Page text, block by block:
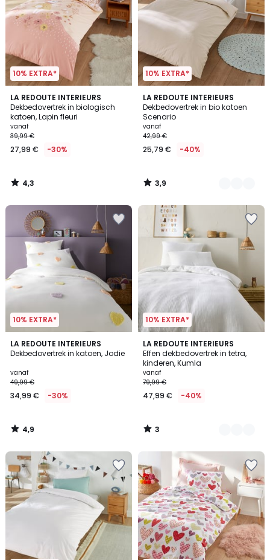
10% EXTRA*
LA REDOUTE INTERIEURS
Dekbedovertrek in biologisch
katoen, Lapin fleuri
vanaf
39,99 €
27,99 € -30%
4,3
/ 5
4,3
/
10% EXTRA*
LA REDOUTE INTERIEURS
Dekbedovertrek in bio katoen
Scenario
vanaf
42,99 €
25,79 € -40%
3,9
/ 5
7
Kleuren
3,9
/
10% EXTRA*
LA REDOUTE INTERIEURS
Dekbedovertrek in katoen, Jodie
vanaf
49,99 €
34,99 € -30%
4,9
/ 5
4,9
/
10% EXTRA*
LA REDOUTE INTERIEURS
Effen dekbedovertrek in tetra,
kinderen, Kumla
vanaf
79,99 €
47,99 € -40%
3
/
5
17
Kleuren
3
/